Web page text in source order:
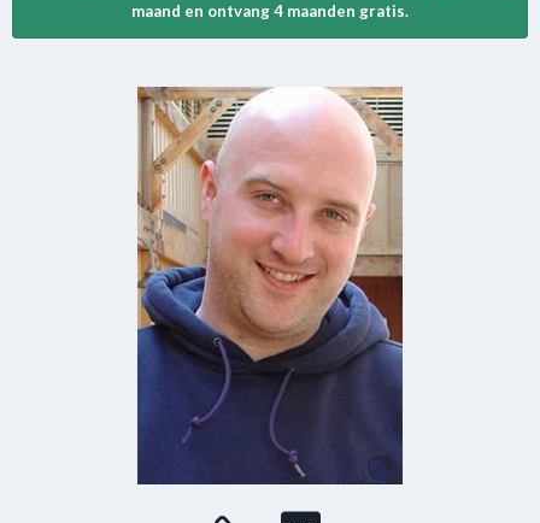
maand en ontvang 4 maanden gratis.